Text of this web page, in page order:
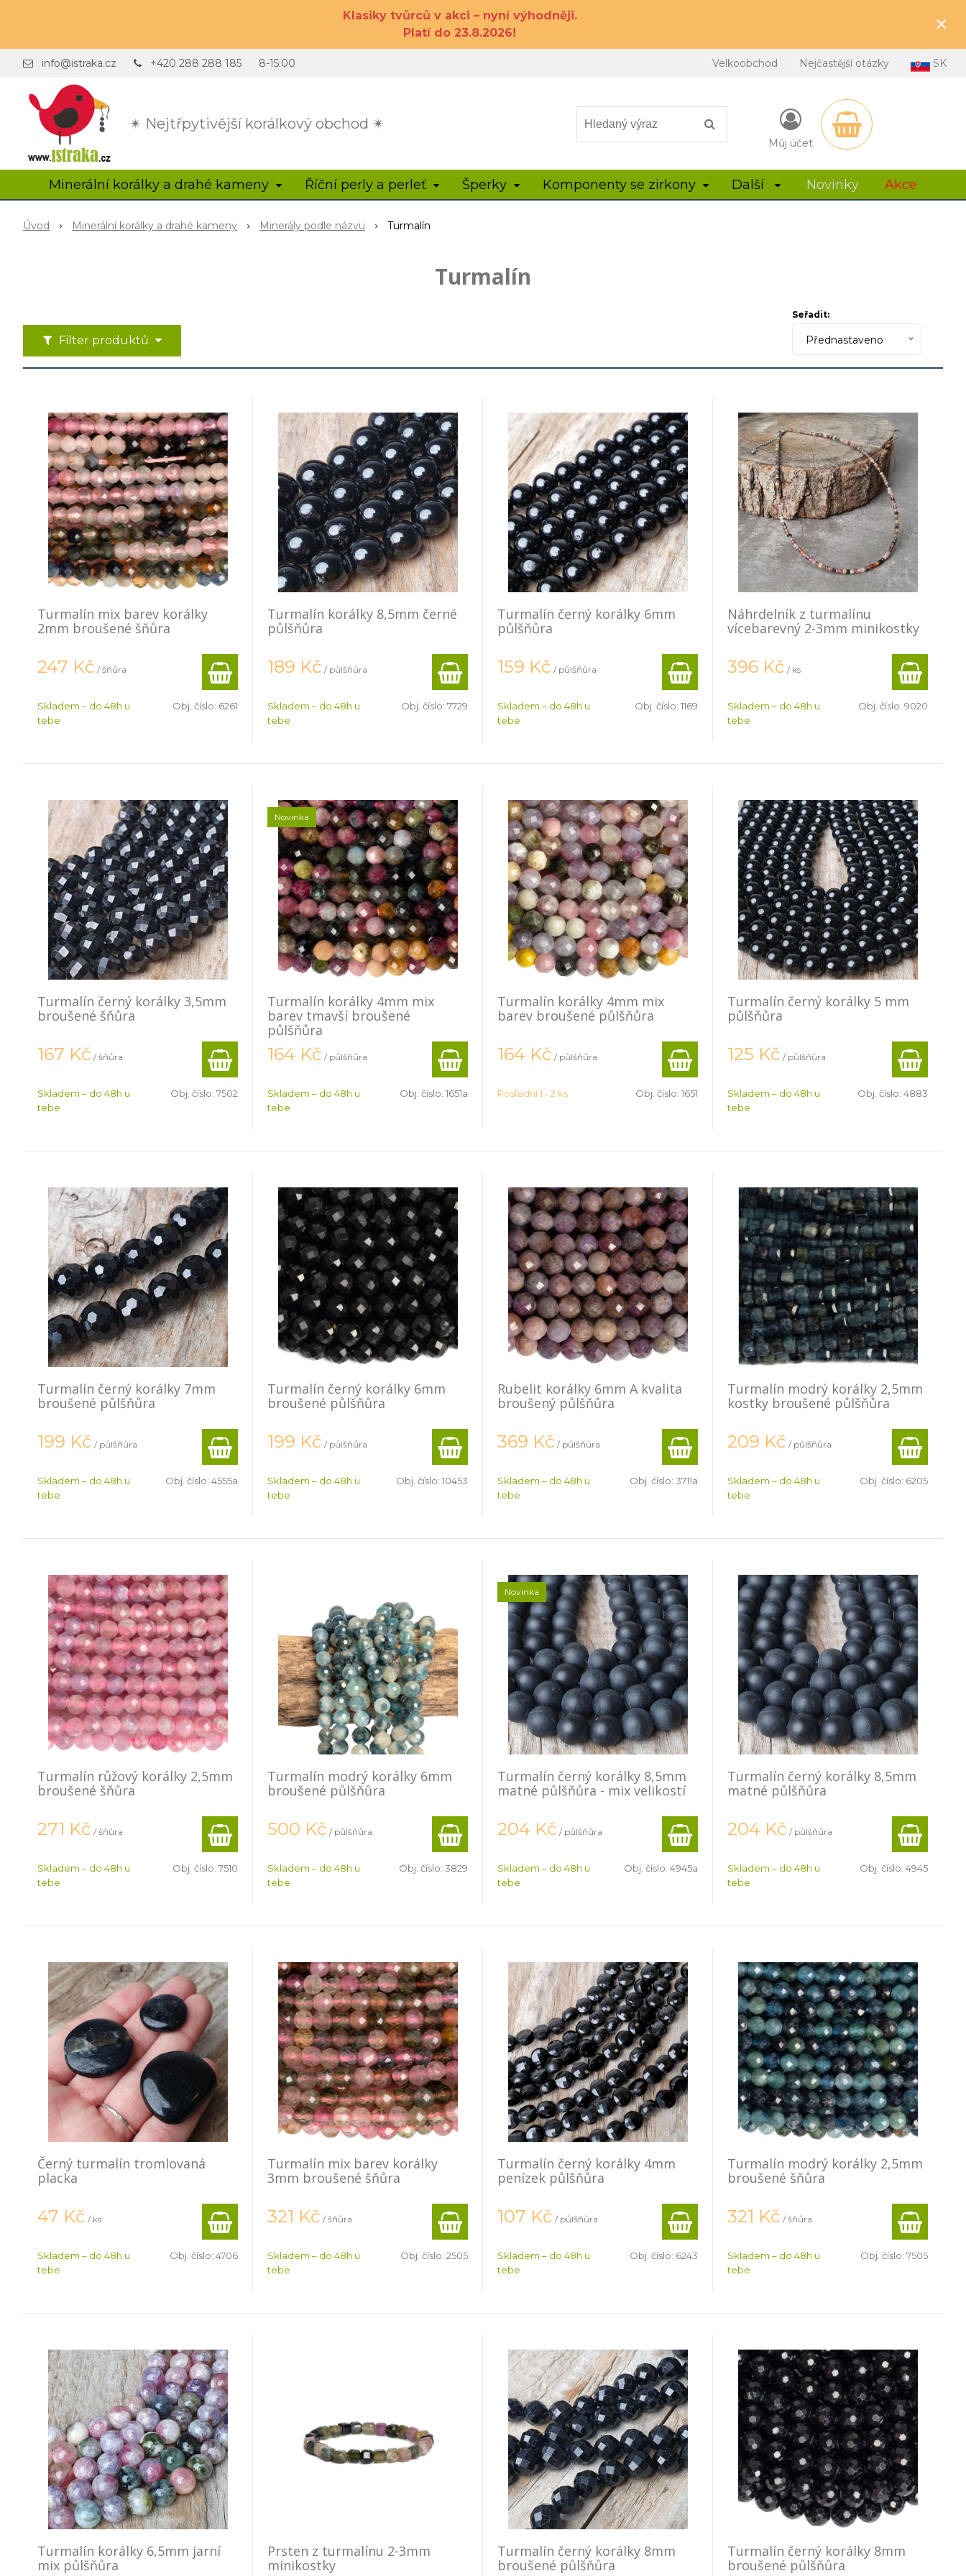
Klasiky tvůrců v akci – nyní výhodněji.
Platí do 23.8.2026!
×
✴ Nejtřpytivější korálkový obchod ✴
info@istraka.cz +420 288 288 185 8-15:00 Velkoobchod Nejčastější otázky SK
Můj účet
Minerální korálky a drahé kameny Říční perly a perleť Šperky Komponenty se zirkony Další Novinky Akce
Úvod Minerální korálky a drahé kameny Minerály podle názvu Turmalín
Turmalín
Filter produktů
Seřadit:
Přednastaveno
Turmalín mix barev korálky
2mm broušené šňůra
247 Kč / šňůra
Skladem – do 48h u
tebe
Obj. číslo: 6261
Turmalín korálky 8,5mm černé
půlšňůra
189 Kč / půlšňůra
Skladem – do 48h u
tebe
Obj. číslo: 7729
Turmalín černý korálky 6mm
půlšňůra
159 Kč / půlšňůra
Skladem – do 48h u
tebe
Obj. číslo: 1169
Náhrdelník z turmalínu
vícebarevný 2-3mm minikostky
396 Kč / ks
Skladem – do 48h u
tebe
Obj. číslo: 9020
Turmalín černý korálky 3,5mm
broušené šňůra
167 Kč / šňůra
Skladem – do 48h u
tebe
Obj. číslo: 7502
Turmalín korálky 4mm mix
barev tmavší broušené
půlšňůra
Novinka
164 Kč / půlšňůra
Skladem – do 48h u
tebe
Obj. číslo: 1651a
Turmalín korálky 4mm mix
barev broušené půlšňůra
164 Kč / půlšňůra
Poslední 1 - 2 ks Obj. číslo: 1651
Turmalín černý korálky 5 mm
půlšňůra
125 Kč / půlšňůra
Skladem – do 48h u
tebe
Obj. číslo: 4883
Turmalín černý korálky 7mm
broušené půlšňůra
199 Kč / půlšňůra
Skladem – do 48h u
tebe
Obj. číslo: 4555a
Turmalín černý korálky 6mm
broušené půlšňůra
199 Kč / půlšňůra
Skladem – do 48h u
tebe
Obj. číslo: 10453
Rubelit korálky 6mm A kvalita
broušený půlšňůra
369 Kč / půlšňůra
Skladem – do 48h u
tebe
Obj. číslo: 3711a
Turmalín modrý korálky 2,5mm
kostky broušené půlšňůra
209 Kč / půlšňůra
Skladem – do 48h u
tebe
Obj. číslo: 6205
Turmalín růžový korálky 2,5mm
broušené šňůra
271 Kč / šňůra
Skladem – do 48h u
tebe
Obj. číslo: 7510
Turmalín modrý korálky 6mm
broušené půlšňůra
500 Kč / půlšňůra
Skladem – do 48h u
tebe
Obj. číslo: 3829
Turmalín černý korálky 8,5mm
matné půlšňůra - mix velikostí
Novinka
204 Kč / půlšňůra
Skladem – do 48h u
tebe
Obj. číslo: 4945a
Turmalín černý korálky 8,5mm
matné půlšňůra
204 Kč / půlšňůra
Skladem – do 48h u
tebe
Obj. číslo: 4945
Černý turmalín tromlovaná
placka
47 Kč / ks
Skladem – do 48h u
tebe
Obj. číslo: 4706
Turmalín mix barev korálky
3mm broušené šňůra
321 Kč / šňůra
Skladem – do 48h u
tebe
Obj. číslo: 2505
Turmalín černý korálky 4mm
penízek půlšňůra
107 Kč / půlšňůra
Skladem – do 48h u
tebe
Obj. číslo: 6243
Turmalín modrý korálky 2,5mm
broušené šňůra
321 Kč / šňůra
Skladem – do 48h u
tebe
Obj. číslo: 7505
Turmalín korálky 6,5mm jarní
mix půlšňůra
Prsten z turmalínu 2-3mm
minikostky
Turmalín černý korálky 8mm
broušené půlšňůra
Turmalín černý korálky 8mm
broušené půlšňůra